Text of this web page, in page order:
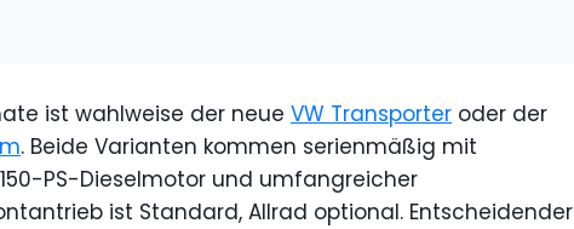
ist wahlweise der neue VW Transporter oder der
. Beide Varianten kommen serienmäßig mit
PS-Dieselmotor und umfangreicher
ist Standard, Allrad optional. Entscheidender